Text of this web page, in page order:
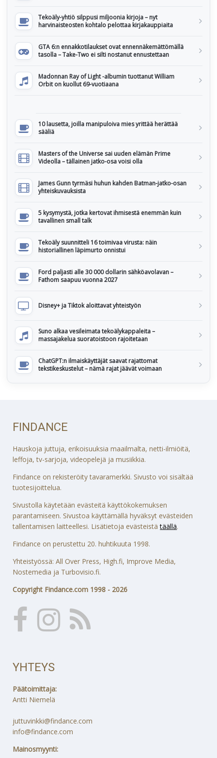
Tekoäly-yhtiö silppusi miljoonia kirjoja – nyt
harvinaisteosten kohtalo pelottaa kirjakauppiaita
GTA 6:n ennakkotilaukset ovat ennennäkemättömällä
tasolla – Take-Two ei silti nostanut ennustettaan
Madonnan Ray of Light -albumin tuottanut William
Orbit on kuollut 69-vuotiaana
10 lausetta, joilla manipuloiva mies yrittää herättää
sääliä
Masters of the Universe sai uuden elämän Prime
Videolla – tällainen jatko-osa voisi olla
James Gunn tyrmäsi huhun kahden Batman-jatko-osan
yhteiskuvauksista
5 kysymystä, jotka kertovat ihmisestä enemmän kuin
tavallinen small talk
Tekoäly suunnitteli 16 toimivaa virusta: näin
historiallinen läpimurto onnistui
Ford paljasti alle 30 000 dollarin sähköavolavan –
Fathom saapuu vuonna 2027
Disney+ ja Tiktok aloittavat yhteistyön
Suno alkaa vesileimata tekoälykappaleita –
massajakelua suoratoistoon rajoitetaan
ChatGPT:n ilmaiskäyttäjät saavat rajattomat
tekstikeskustelut – nämä rajat jäävät voimaan
FINDANCE
Hauskoja juttuja, erikoisuuksia maailmalta, netti-ilmiöitä,
leffoja, tv-sarjoja, videopelejä ja musiikkia.
Findance on rekisteröity tavaramerkki. Sivusto voi sisältää
tuotesijoittelua.
Sivustolla käytetään evästeitä käyttökokemuksen
parantamiseen. Sivustoa käyttämällä hyväksyt evästeiden
tallentamisen laitteellesi. Lisätietoja evästeistätäällä.
Findance on perustettu 20. huhtikuuta 1998.
Yhteistyössä: All Over Press, High.fi, Improve Media,
Nostemedia ja Turbovisio.fi.
Copyright Findance.com 1998 - 2026
YHTEYS
Päätoimittaja:
Antti Niemelä
juttuvinkki@findance.com
info@findance.com
Mainosmyynti: